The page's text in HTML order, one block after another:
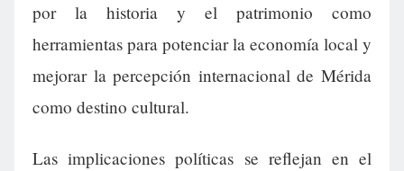
por la historia y el patrimonio como
herramientas para potenciar la economía local y
mejorar la percepción internacional de Mérida
como destino cultural.
Las implicaciones políticas se reflejan en el